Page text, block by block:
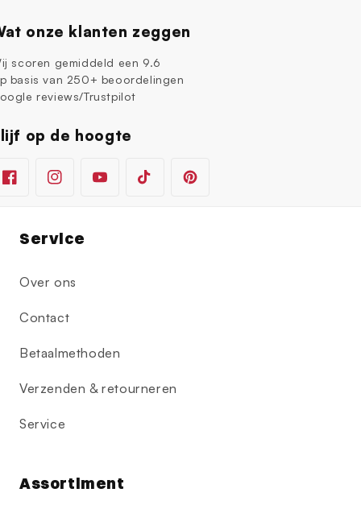
onze klanten zeggen
scoren gemiddeld een 9.6
basis van 250+ beoordelingen
reviews/Trustpilot
op de hoogte
FacebookInstagramYouTubeTikTok Pinterest
Service
Over ons
Contact
Betaalmethoden
Verzenden & retourneren
Service
Assortiment